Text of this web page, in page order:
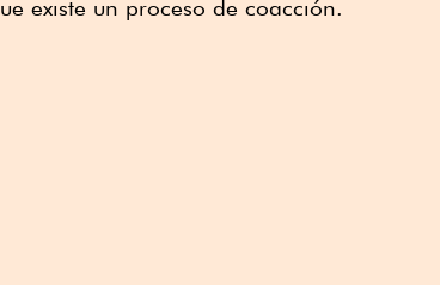
existe un proceso de coacción.